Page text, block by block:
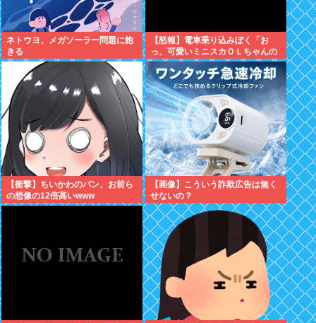
ネトウヨ、メガソーラー問題に飽
きる
【怒報】電車乗り込みぼく「お
っ、可愛いミニスカＯＬちゃんの
隣あいてんじゃん！座ったろ！」
→結果w w w w w w w w
【衝撃】ちいかわのパン、お前ら
の想像の12倍高いwww
【画像】こういう詐欺広告は無く
せないの？